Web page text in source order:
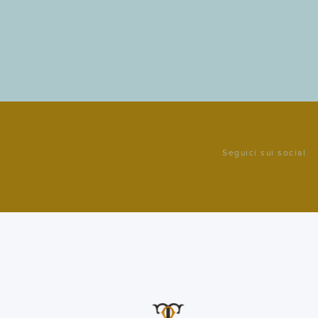
Seguici sui social